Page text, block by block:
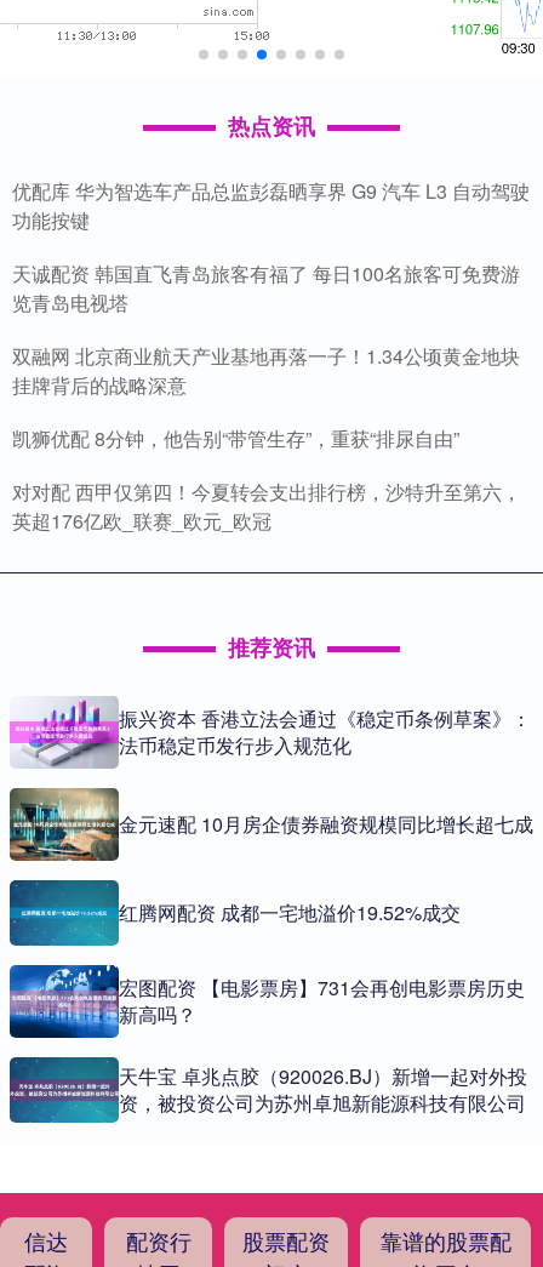
热点资讯
优配库 华为智选车产品总监彭磊晒享界 G9 汽车 L3 自动驾驶
功能按键
天诚配资 韩国直飞青岛旅客有福了 每日100名旅客可免费游
览青岛电视塔
双融网 北京商业航天产业基地再落一子！1.34公顷黄金地块
挂牌背后的战略深意
凯狮优配 8分钟，他告别“带管生存”，重获“排尿自由”
对对配 西甲仅第四！今夏转会支出排行榜，沙特升至第六，
英超176亿欧_联赛_欧元_欧冠
推荐资讯
振兴资本 香港立法会通过《稳定币条例草案》：
法币稳定币发行步入规范化
金元速配 10月房企债券融资规模同比增长超七成
红腾网配资 成都一宅地溢价19.52%成交
宏图配资 【电影票房】731会再创电影票房历史
新高吗？
天牛宝 卓兆点胶（920026.BJ）新增一起对外投
资，被投资公司为苏州卓旭新能源科技有限公司
信达
配资行
股票配资
靠谱的股票配